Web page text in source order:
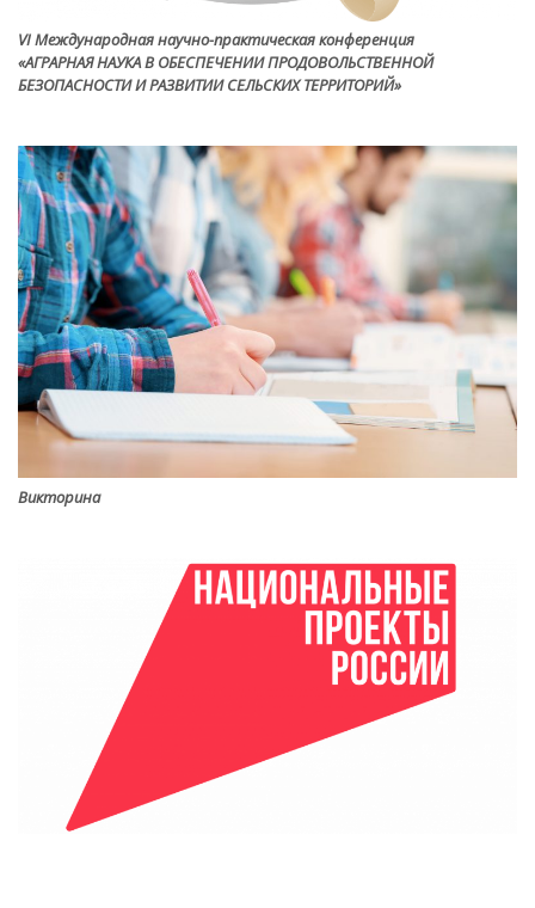
VI Международная научно-практическая конференция
«АГРАРНАЯ НАУКА В ОБЕСПЕЧЕНИИ ПРОДОВОЛЬСТВЕННОЙ
БЕЗОПАСНОСТИ И РАЗВИТИИ СЕЛЬСКИХ ТЕРРИТОРИЙ»
Викторина